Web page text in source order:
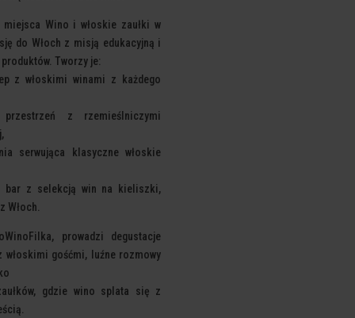
miejsca Wino i włoskie zaułki w
do Włoch z misją edukacyjną i
Tworzy je:
z włoskimi winami z każdego
z rzemieślniczymi
serwująca klasyczne włoskie
z selekcją win na kieliszki,
Włoch.
prowadzi degustacje
włoskimi gośćmi, luźne rozmowy
gdzie wino splata się z